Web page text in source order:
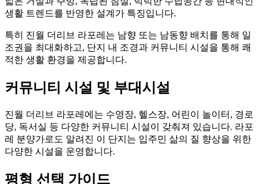
생활 트렌드를 반영한 설계가 특징입니다.
특히 진월 더리브 라포레는 남향 또는 남동향 배치를 통해 일
조권을 최대화하고, 단지 내 조경과 커뮤니티 시설을 통해 쾌
적한 생활 환경을 제공합니다.
커뮤니티 시설 및 부대시설
진월 더리브 라포레에는 수영장, 헬스장, 어린이 놀이터, 경로
당, 독서실 등 다양한 커뮤니티 시설이 갖춰져 있습니다. 라포
레 분양가로도 알려진 이 단지는 입주민 삶의 질 향상을 위한
다양한 시설을 운영합니다.
평형 선택 가이드